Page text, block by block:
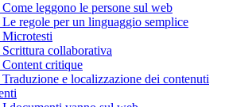
leggono le persone sul web
regole per un linguaggio semplice
collaborativa
critique
e localizzazione dei contenuti